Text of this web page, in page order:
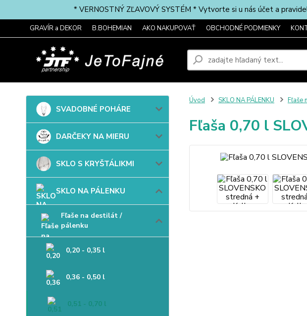
* VERNOSTNÝ ZĽAVOVÝ SYSTÉM * Vytvorte si u nás účet a
GRAVÍR a DEKOR B.BOHEMIAN AKO NAKUPOVAŤ OBCHODNÉ PODMIENKY
SVADOBNÉ POHÁRE
DARČEKY NA MIERU
SKLO S KRYŠTÁLIKMI
SKLO NA PÁLENKU
Fľaše na destilát /
pálenku
0,20 - 0,35 l
0,36 - 0,50 l
0,51 - 0,70 l
Úvod SKLO NA PÁLENKU Fľaše
Fľaša 0,70 l